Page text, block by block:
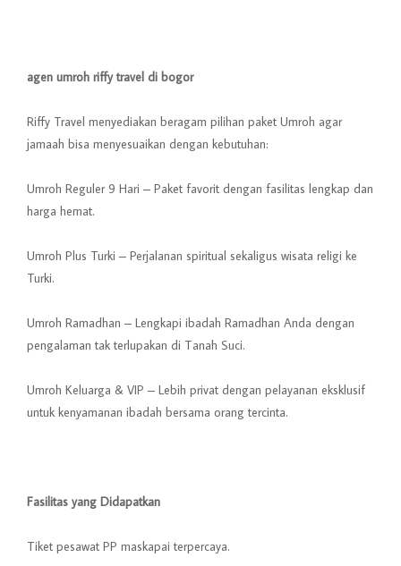
agen umroh riffy travel di bogor
Riffy Travel menyediakan beragam pilihan paket Umroh agar
jamaah bisa menyesuaikan dengan kebutuhan:
Umroh Reguler 9 Hari – Paket favorit dengan fasilitas lengkap dan
harga hemat.
Umroh Plus Turki – Perjalanan spiritual sekaligus wisata religi ke
Turki.
Umroh Ramadhan – Lengkapi ibadah Ramadhan Anda dengan
pengalaman tak terlupakan di Tanah Suci.
Umroh Keluarga & VIP – Lebih privat dengan pelayanan eksklusif
untuk kenyamanan ibadah bersama orang tercinta.
Fasilitas yang Didapatkan
Tiket pesawat PP maskapai terpercaya.